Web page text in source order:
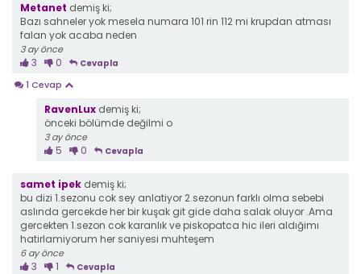
Metanet demiş ki;
Bazı sahneler yok mesela numara 101 rin 112 mi krupdan atması
falan yok acaba neden
3 ay önce
3 0 Cevapla
1 Cevap
RavenLux demiş ki;
önceki bölümde değilmi o
3 ay önce
5 0 Cevapla
samet ipek demiş ki;
bu dizi 1.sezonu cok sey anlatiyor 2.sezonun farklı olma sebebi
aslında gercekde her bir kuşak git gide daha salak oluyor .Ama
gercekten 1.sezon cok karanlık ve piskopatca hic ileri aldığimı
hatirlamiyorum her saniyesi muhteşem
6 ay önce
3 1 Cevapla